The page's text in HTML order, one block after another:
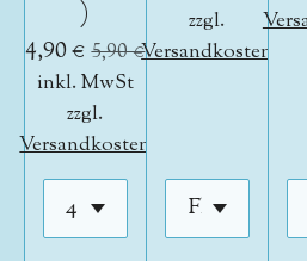
)
4,90 € 5,90 €
inkl. MwSt
zzgl.
Versandkosten
zzgl.
Versandkosten